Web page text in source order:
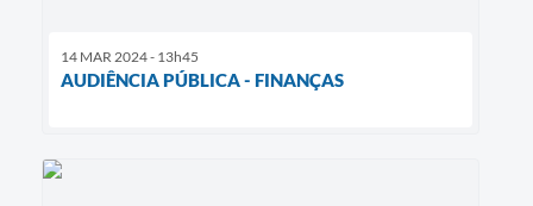
14 MAR 2024 - 13h45
AUDIÊNCIA PÚBLICA - FINANÇAS